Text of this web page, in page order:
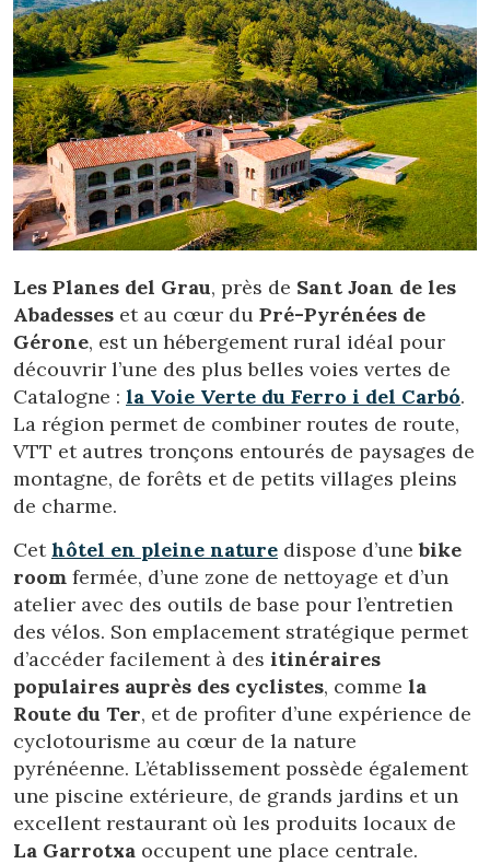
Les Planes del Grau, près de Sant Joan de les
Abadesses et au cœur du Pré-Pyrénées de
Gérone, est un hébergement rural idéal pour
découvrir l’une des plus belles voies vertes de
Catalogne : la Voie Verte du Ferro i del Carbó.
La région permet de combiner routes de route,
VTT et autres tronçons entourés de paysages de
montagne, de forêts et de petits villages pleins
de charme.
Cethôtel en pleine nature dispose d’unebike
room fermée, d’une zone de nettoyage et d’un
atelier avec des outils de base pour l’entretien
des vélos. Son emplacement stratégique permet
d’accéder facilement à des itinéraires
populaires auprès des cyclistes, comme la
Route du Ter, et de profiter d’une expérience de
cyclotourisme au cœur de la nature
pyrénéenne. L’établissement possède également
une piscine extérieure, de grands jardins et un
excellent restaurant où les produits locaux de
La Garrotxa occupent une place centrale.